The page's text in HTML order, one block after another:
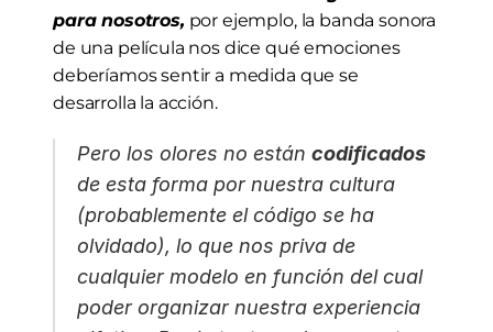
para nosotros, por ejemplo, la banda sonora
de una película nos dice qué emociones
deberíamos sentir a medida que se
desarrolla la acción.
Pero los olores no están codificados
de esta forma por nuestra cultura
(probablemente el código se ha
olvidado), lo que nos priva de
cualquier modelo en función del cual
poder organizar nuestra experiencia